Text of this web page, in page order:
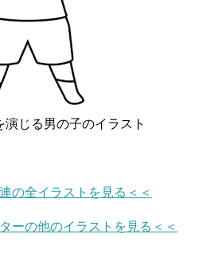
じる男の子のイラスト
の全イラストを見る＜＜
ーの他のイラストを見る＜＜